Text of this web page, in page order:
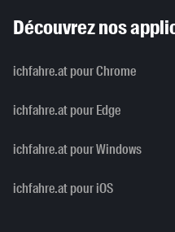
Découvrez nos
ichfahre.at pour Chrome
ichfahre.at pour Edge
ichfahre.at pour Windows
ichfahre.at pour iOS